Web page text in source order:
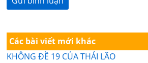
Các bài viết mới khác
KHÔNG ĐỀ 19 CỦA THÁI LÃO